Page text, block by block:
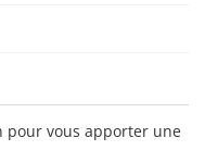
pour vous apporter une